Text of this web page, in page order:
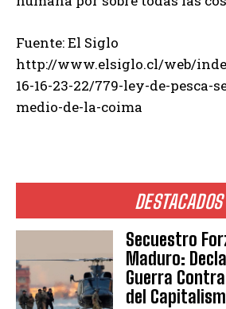
DESTACADOS
Secuestro
Maduro:
Guerra
del
Fuente: El Siglo
http://www.elsiglo.cl/web/
16-16-23-22/779-ley-de-pesca-
medio-de-la-coima